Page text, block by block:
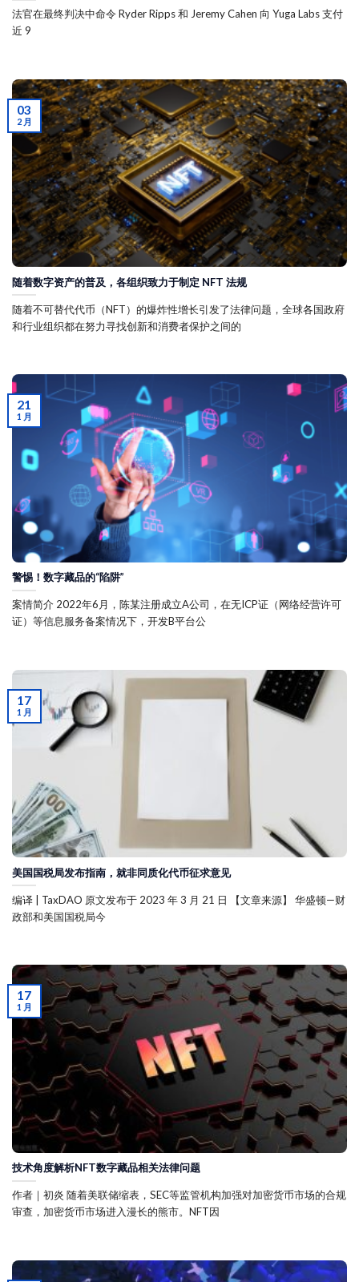
法官在最终判决中命令 Ryder Ripps 和 Jeremy Cahen 向 Yuga Labs 支付
近 9
随着数字资产的普及，各组织致力于制定 NFT 法规
随着不可替代代币（NFT）的爆炸性增长引发了法律问题，全球各国政府
和行业组织都在努力寻找创新和消费者保护之间的
03
2 月
警惕！数字藏品的“陷阱”
案情简介 2022年6月，陈某注册成立A公司，在无ICP证（网络经营许可
证）等信息服务备案情况下，开发B平台公
21
1 月
美国国税局发布指南，就非同质化代币征求意见
编译 | TaxDAO 原文发布于 2023 年 3 月 21 日 【文章来源】 华盛顿—财
政部和美国国税局今
17
1 月
技术角度解析NFT数字藏品相关法律问题
作者｜初炎 随着美联储缩表，SEC等监管机构加强对加密货币市场的合规
审查，加密货币市场进入漫长的熊市。NFT因
17
1 月